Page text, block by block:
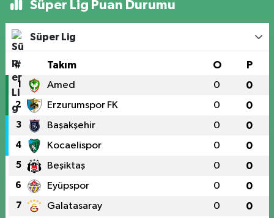
Süper Lig Puan Durumu
Süper Lig
# Takım O P
1 Amed 0 0
2 Erzurumspor FK 0 0
3 Başakşehir 0 0
4 Kocaelispor 0 0
5 Beşiktaş 0 0
6 Eyüpspor 0 0
7 Galatasaray 0 0